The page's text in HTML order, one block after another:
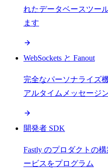
れたデータベースツー
ます
WebSockets と Fanout
完全なパーソナライズ
アルタイムメッセージ
開発者 SDK
Fastly のプロダクトの
ービスをプログラム